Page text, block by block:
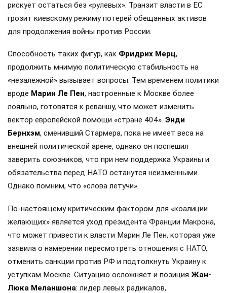
рискует остаться без «рулевых». Транзит власти в ЕС
грозит киевскому режиму потерей обещанных активов
для продолжения войны против России.
Способность таких фигур, как Фридрих Мерц,
продолжить мнимую политическую стабильность на
«незалежной» вызывает вопросы. Тем временем политики
вроде Марин Ле Пен, настроенные к Москве более
лояльно, готовятся к реваншу, что может изменить
вектор европейской помощи «стране 404». Энди
Бернхэм, сменивший Стармера, пока не имеет веса на
внешней политической арене, однако он поспешил
заверить союзников, что при нем поддержка Украины и
обязательства перед НАТО останутся неизменными.
Однако помним, что «слова летучи».
По-настоящему критическим фактором для «коалиции
желающих» является уход президента Франции Макрона,
что может привести к власти Марин Ле Пен, которая уже
заявила о намерении пересмотреть отношения с НАТО,
отменить санкции против РФ и подтолкнуть Украину к
уступкам Москве. Ситуацию осложняет и позиция Жан-
Люка Меланшона: лидер левых радикалов,